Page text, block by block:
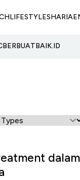
LIFESTYLESHARIA
BERBUATBAIK.ID